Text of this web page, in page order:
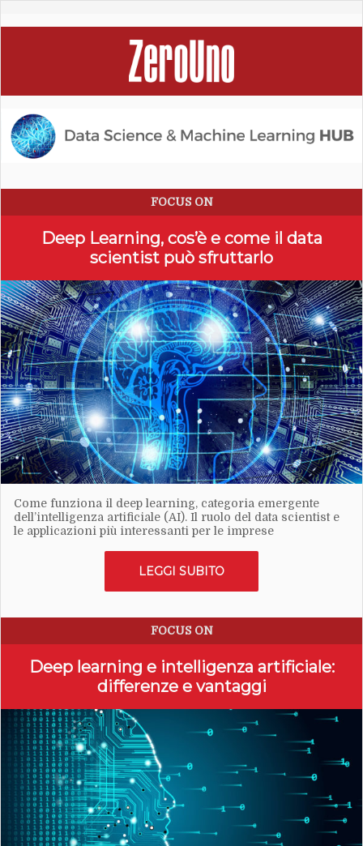
FOCUS ON
Deep Learning, cos’è e come il data
scientist può sfruttarlo
Come funziona il deep learning, categoria emergente
dell’intelligenza artificiale (AI). Il ruolo del data scientist e
le applicazioni più interessanti per le imprese
LEGGI SUBITO
FOCUS ON
Deep learning e intelligenza artificiale:
differenze e vantaggi